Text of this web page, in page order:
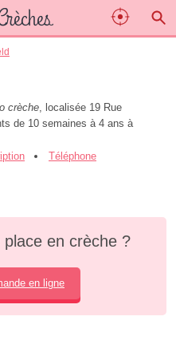
crèche, localisée 19 Rue
de 10 semaines à 4 ans à
Téléphone
en crèche ?
en ligne